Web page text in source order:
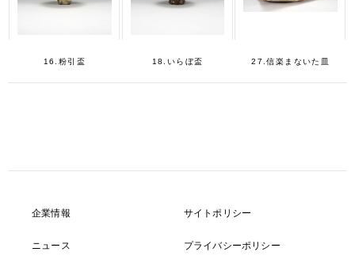
16.粉引盃 18.いらぼ盃 27.信楽まないた皿
企業情報
ニュース
サイトポリシー
プライバシーポリシー